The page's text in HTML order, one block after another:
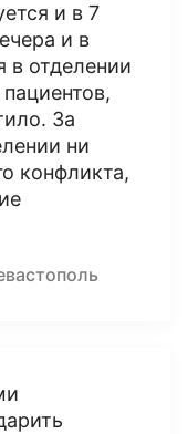
и в 7
и в
в отделении
За
ни
конфликта,